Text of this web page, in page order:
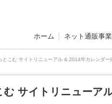
ホーム ネット通販事
とこむ サイトリニューアル & 2014年カレンダー
む サイトリニューア